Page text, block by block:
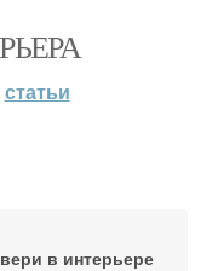
статьи
в интерьере